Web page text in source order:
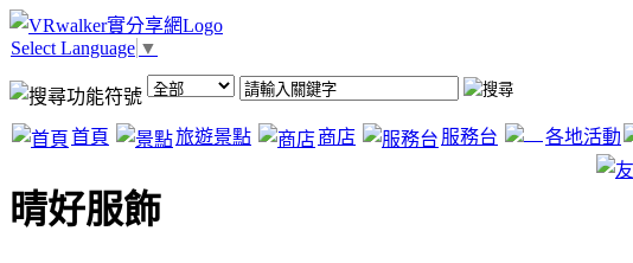
Select Language ▼
首頁 旅遊景點 商店 服務台 各地活動
晴好服飾